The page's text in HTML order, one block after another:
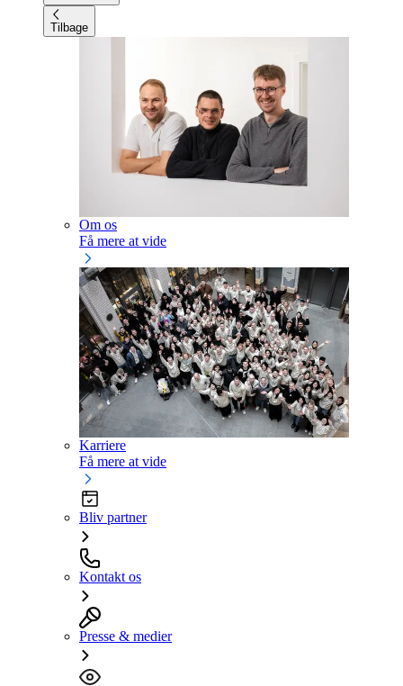
Tilbage
Om os
Få mere at vide
Karriere
Få mere at vide
Bliv partner
Kontakt os
Presse & medier